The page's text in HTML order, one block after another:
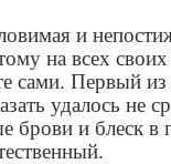
и
на всех своих
сами. Первый из
удалось не
и блеск в